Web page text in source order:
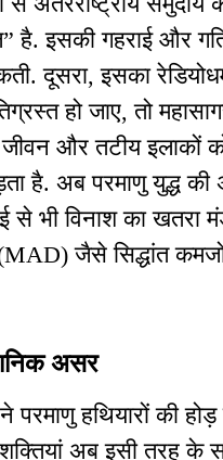
इसकी गहराई और
दूसरा, इसका
हो जाए, तो
और तटीय इलाकों
है. अब परमाणु युद्ध की
से भी विनाश का
जैसे सिद्धांत
असर
ने परमाणु हथियारों की
अब इसी तरह के